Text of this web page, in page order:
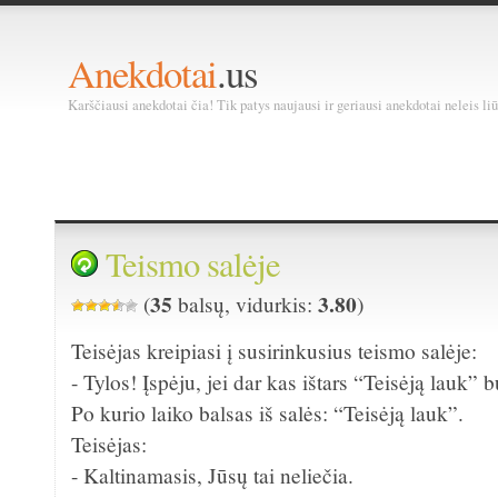
Anekdotai.us
Karščiausi anekdotai čia! Tik patys naujausi ir geriausi anekdotai neleis
Teismo salėje
(35 balsų, vidurkis:3.80)
Teisėjas kreipiasi į susirinkusius teismo salėje:
- Tylos! Įspėju, jei dar kas ištars “Teisėją lauk”
Po kurio laiko balsas iš salės: “Teisėją lauk”.
Teisėjas:
- Kaltinamasis, Jūsų tai neliečia.